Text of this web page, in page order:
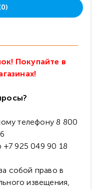
Покупайте в
телефону 8 800
+7 925 049 90 18
собой право в
извещения,